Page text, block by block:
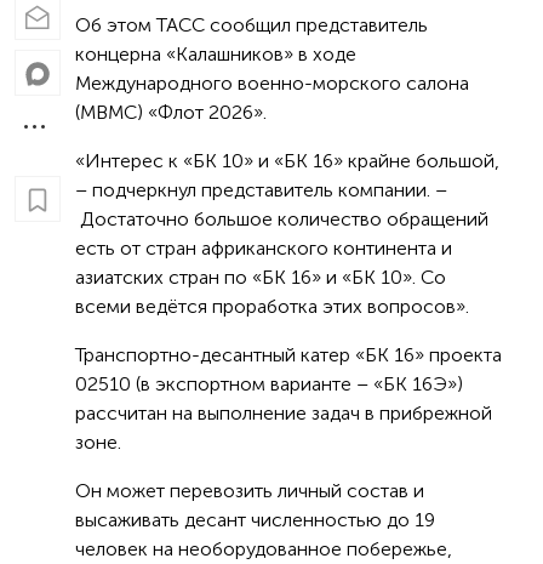
Об этом ТАСС сообщил представитель
концерна «Калашников» в ходе
Международного военно-морского салона
(МВМС) «Флот 2026».
«Интерес к «БК 10» и «БК 16» крайне большой,
– подчеркнул представитель компании. –
Достаточно большое количество обращений
есть от стран африканского континента и
азиатских стран по «БК 16» и «БК 10». Со
всеми ведётся проработка этих вопросов».
Транспортно-десантный катер «БК 16» проекта
02510 (в экспортном варианте – «БК 16Э»)
рассчитан на выполнение задач в прибрежной
зоне.
Он может перевозить личный состав и
высаживать десант численностью до 19
человек на необорудованное побережье,